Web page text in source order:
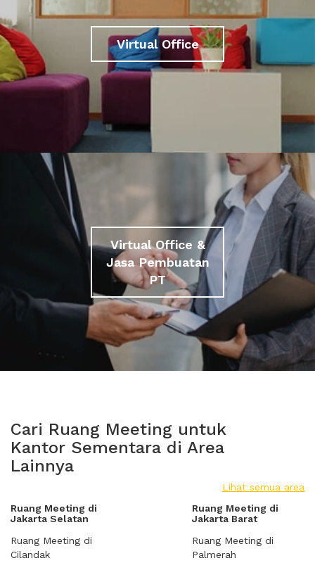
Virtual Office
Virtual Office &
Jasa Pembuatan
PT
Cari Ruang Meeting untuk
Kantor Sementara di Area
Lainnya
Lihat semua area
Ruang Meeting di
Jakarta Selatan
Ruang Meeting di
Cilandak
Ruang Meeting di
Jakarta Barat
Ruang Meeting di
Palmerah